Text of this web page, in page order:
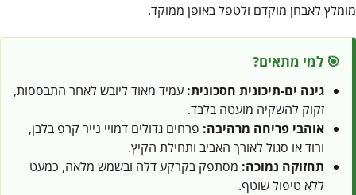
מומלץ לאבחן מוקדם ולטפל באופן ממוקד.
🎯 למי מתאים?
גינה ים-תיכונית חסכונית: עמיד מאוד ליובש לאחר התבססות,
זקוק להשקיה מועטה בלבד.
אוהבי פריחה מרהיבה: פרחים גדולים דמויי נייר קרפ בלבן,
ורוד או סגול לאורך האביב ותחילת הקיץ.
תחזוקה נמוכה: מסתפק בקרקע דלה ובשמש מלאה, כמעט
ללא טיפול שוטף.